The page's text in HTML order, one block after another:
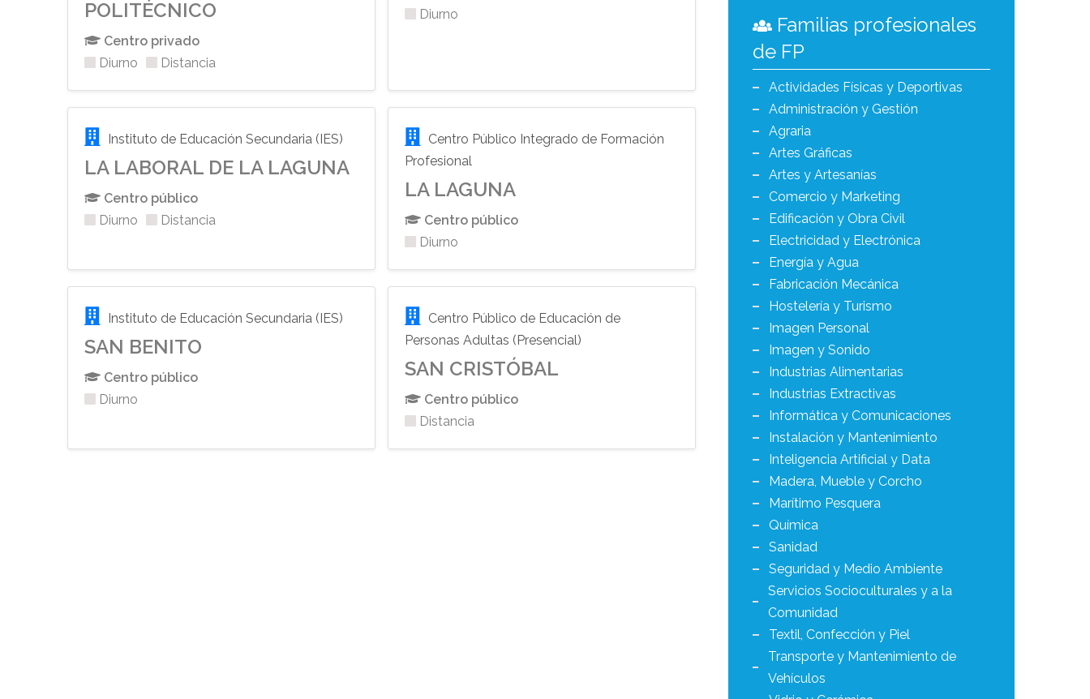
POLITÉCNICO
Centro privado
Diurno
Distancia
Diurno
Instituto de Educación Secundaria (IES)
LA LABORAL DE LA LAGUNA
Centro público
Diurno
Distancia
Centro Público Integrado de Formación
Profesional
LA LAGUNA
Centro público
Diurno
Instituto de Educación Secundaria (IES)
SAN BENITO
Centro público
Diurno
Centro Público de Educación de
Personas Adultas (Presencial)
SAN CRISTÓBAL
Centro público
Distancia
Familias profesionales
de FP
Actividades Físicas y Deportivas
Administración y Gestión
Agraria
Artes Gráficas
Artes y Artesanías
Comercio y Marketing
Edificación y Obra Civil
Electricidad y Electrónica
Energía y Agua
Fabricación Mecánica
Hostelería y Turismo
Imagen Personal
Imagen y Sonido
Industrias Alimentarias
Industrias Extractivas
Informática y Comunicaciones
Instalación y Mantenimiento
Inteligencia Artificial y Data
Madera, Mueble y Corcho
Marítimo Pesquera
Química
Sanidad
Seguridad y Medio Ambiente
Servicios Socioculturales y a la
Comunidad
Textil, Confección y Piel
Transporte y Mantenimiento de
Vehículos